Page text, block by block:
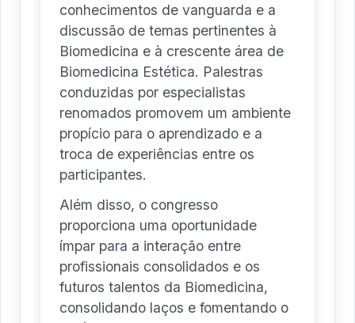
conhecimentos de vanguarda e a
discussão de temas pertinentes à
Biomedicina e à crescente área de
Biomedicina Estética. Palestras
conduzidas por especialistas
renomados promovem um ambiente
propício para o aprendizado e a
troca de experiências entre os
participantes.
Além disso, o congresso
proporciona uma oportunidade
ímpar para a interação entre
profissionais consolidados e os
futuros talentos da Biomedicina,
consolidando laços e fomentando o